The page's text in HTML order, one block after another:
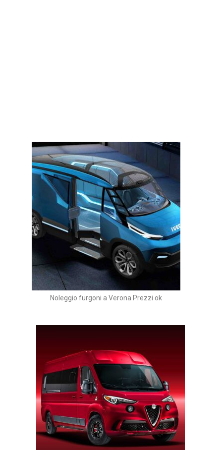
Noleggio furgoni a Verona Prezzi ok